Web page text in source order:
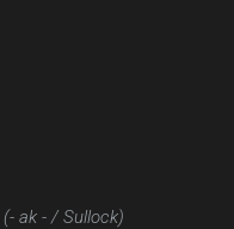
(- ak - / Sullock)